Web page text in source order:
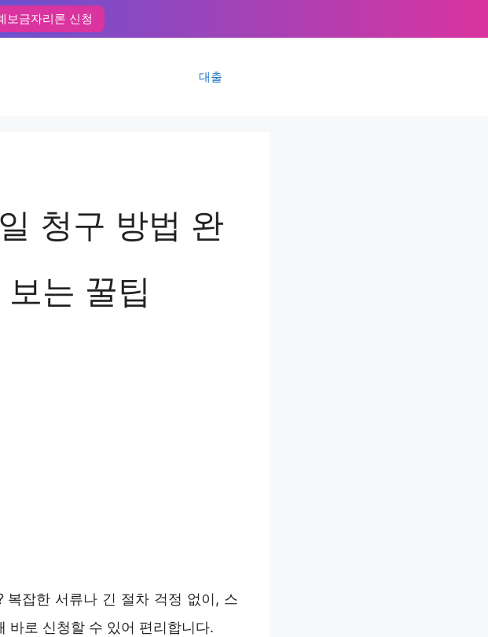
보금자리론 신청
대출
청구 방법 완
는 꿀팁
복잡한 서류나 긴 절차 걱정 없이, 스
바로 신청할 수 있어 편리합니다.